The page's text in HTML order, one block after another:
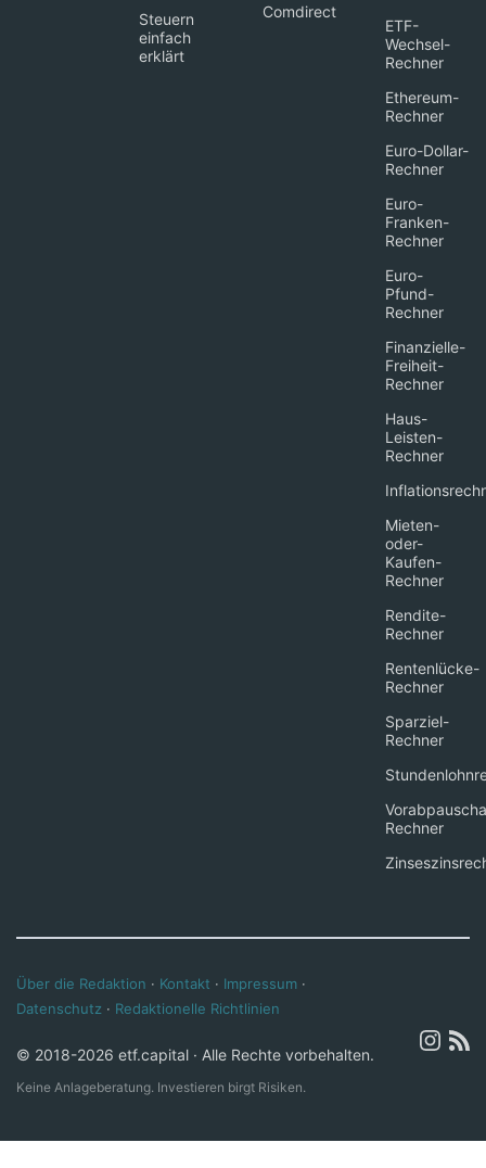
Steuern
einfach
erklärt
Comdirect
ETF-
Wechsel-
Rechner
Ethereum-
Rechner
Euro-Dollar-
Rechner
Euro-
Franken-
Rechner
Euro-
Pfund-
Rechner
Finanzielle-
Freiheit-
Rechner
Haus-
Leisten-
Rechner
Mieten-
oder-
Kaufen-
Rechner
Rendite-
Rechner
Rentenlücke-
Rechner
Sparziel-
Rechner
Rechner
Über die Redaktion · Kontakt · Impressum ·
Datenschutz · Redaktionelle Richtlinien
© 2018-2026 etf.capital · Alle Rechte vorbehalten.
Keine Anlageberatung. Investieren birgt Risiken.